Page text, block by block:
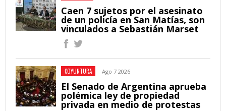
Caen 7 sujetos por el asesinato
de un policía en San Matías, son
vinculados a Sebastián Marset
COYUNTURA Ago 7 2026
El Senado de Argentina aprueba
polémica ley de propiedad
privada en medio de protestas